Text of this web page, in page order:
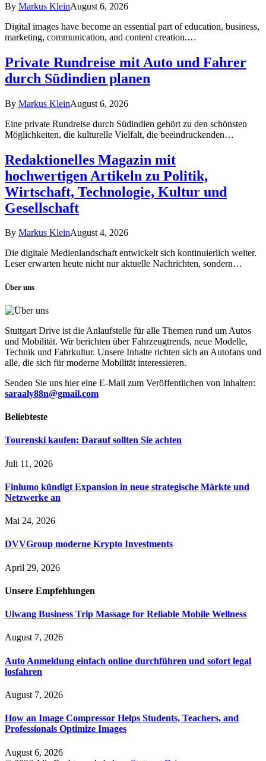
By Markus KleinAugust 6, 2026
Digital images have become an essential part of education, business,
marketing, communication, and content creation.…
Private Rundreise mit Auto und Fahrer
durch Südindien planen
By Markus KleinAugust 6, 2026
Eine private Rundreise durch Südindien gehört zu den schönsten
Möglichkeiten, die kulturelle Vielfalt, die beeindruckenden…
Redaktionelles Magazin mit
hochwertigen Artikeln zu Politik,
Wirtschaft, Technologie, Kultur und
Gesellschaft
By Markus KleinAugust 4, 2026
Die digitale Medienlandschaft entwickelt sich kontinuierlich weiter.
Leser erwarten heute nicht nur aktuelle Nachrichten, sondern…
Über uns
Stuttgart Drive ist die Anlaufstelle für alle Themen rund um Autos
und Mobilität. Wir berichten über Fahrzeugtrends, neue Modelle,
Technik und Fahrkultur. Unsere Inhalte richten sich an Autofans und
alle, die sich für moderne Mobilität interessieren.
Senden Sie uns hier eine E-Mail zum Veröffentlichen von Inhalten:
saraaly88n@gmail.com
Beliebteste
Tourenski kaufen: Darauf sollten Sie achten
Juli 11, 2026
Finlumo kündigt Expansion in neue strategische Märkte und
Netzwerke an
Mai 24, 2026
DVVGroup moderne Krypto Investments
April 29, 2026
Unsere Empfehlungen
Uiwang Business Trip Massage for Reliable Mobile Wellness
August 7, 2026
Auto Anmeldung einfach online durchführen und sofort legal
losfahren
August 7, 2026
How an Image Compressor Helps Students, Teachers, and
Professionals Optimize Images
August 6, 2026